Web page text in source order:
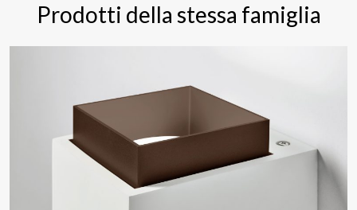
Prodotti della stessa famiglia